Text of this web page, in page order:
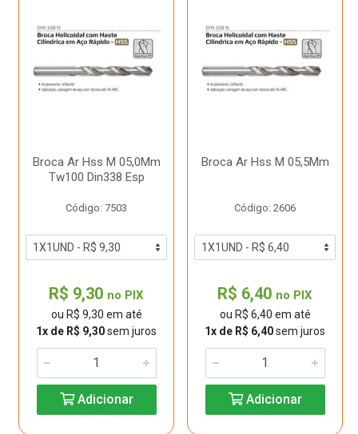
Broca Ar Hss M 05,0Mm
Tw100 Din338 Esp
Código: 7503
R$ 9,30 no PIX
ou R$ 9,30 em até
1x de R$ 9,30sem juros
Adicionar
Broca Ar Hss M 05,5Mm
Código: 2606
R$ 6,40 no PIX
ou R$ 6,40 em até
1x de R$ 6,40sem juros
Adicionar